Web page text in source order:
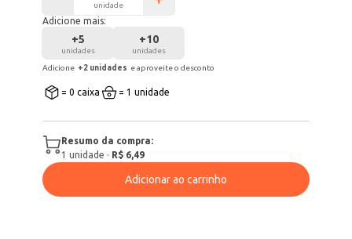
unidade
Adicione mais:
+5
unidades
+10
unidades
Adicione +2 unidades e aproveite o desconto
= 0 caixa = 1 unidade
Resumo da compra:
1 unidade · R$ 6,49
Adicionar ao carrinho